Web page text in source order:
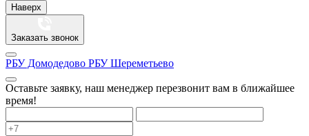
Наверх
Заказать звонок
РБУ Домодедово РБУ Шереметьево
Оставьте заявку, наш менеджер перезвонит вам в ближайшее
время!